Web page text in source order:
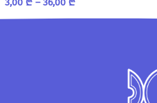
3,00 ₾ – 36,00 ₾